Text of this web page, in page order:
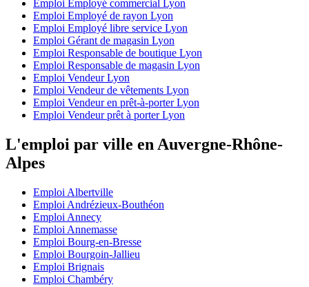
Emploi Employé commercial Lyon
Emploi Employé de rayon Lyon
Emploi Employé libre service Lyon
Emploi Gérant de magasin Lyon
Emploi Responsable de boutique Lyon
Emploi Responsable de magasin Lyon
Emploi Vendeur Lyon
Emploi Vendeur de vêtements Lyon
Emploi Vendeur en prêt-à-porter Lyon
Emploi Vendeur prêt à porter Lyon
L'emploi par ville en Auvergne-Rhône-
Alpes
Emploi Albertville
Emploi Andrézieux-Bouthéon
Emploi Annecy
Emploi Annemasse
Emploi Bourg-en-Bresse
Emploi Bourgoin-Jallieu
Emploi Brignais
Emploi Chambéry